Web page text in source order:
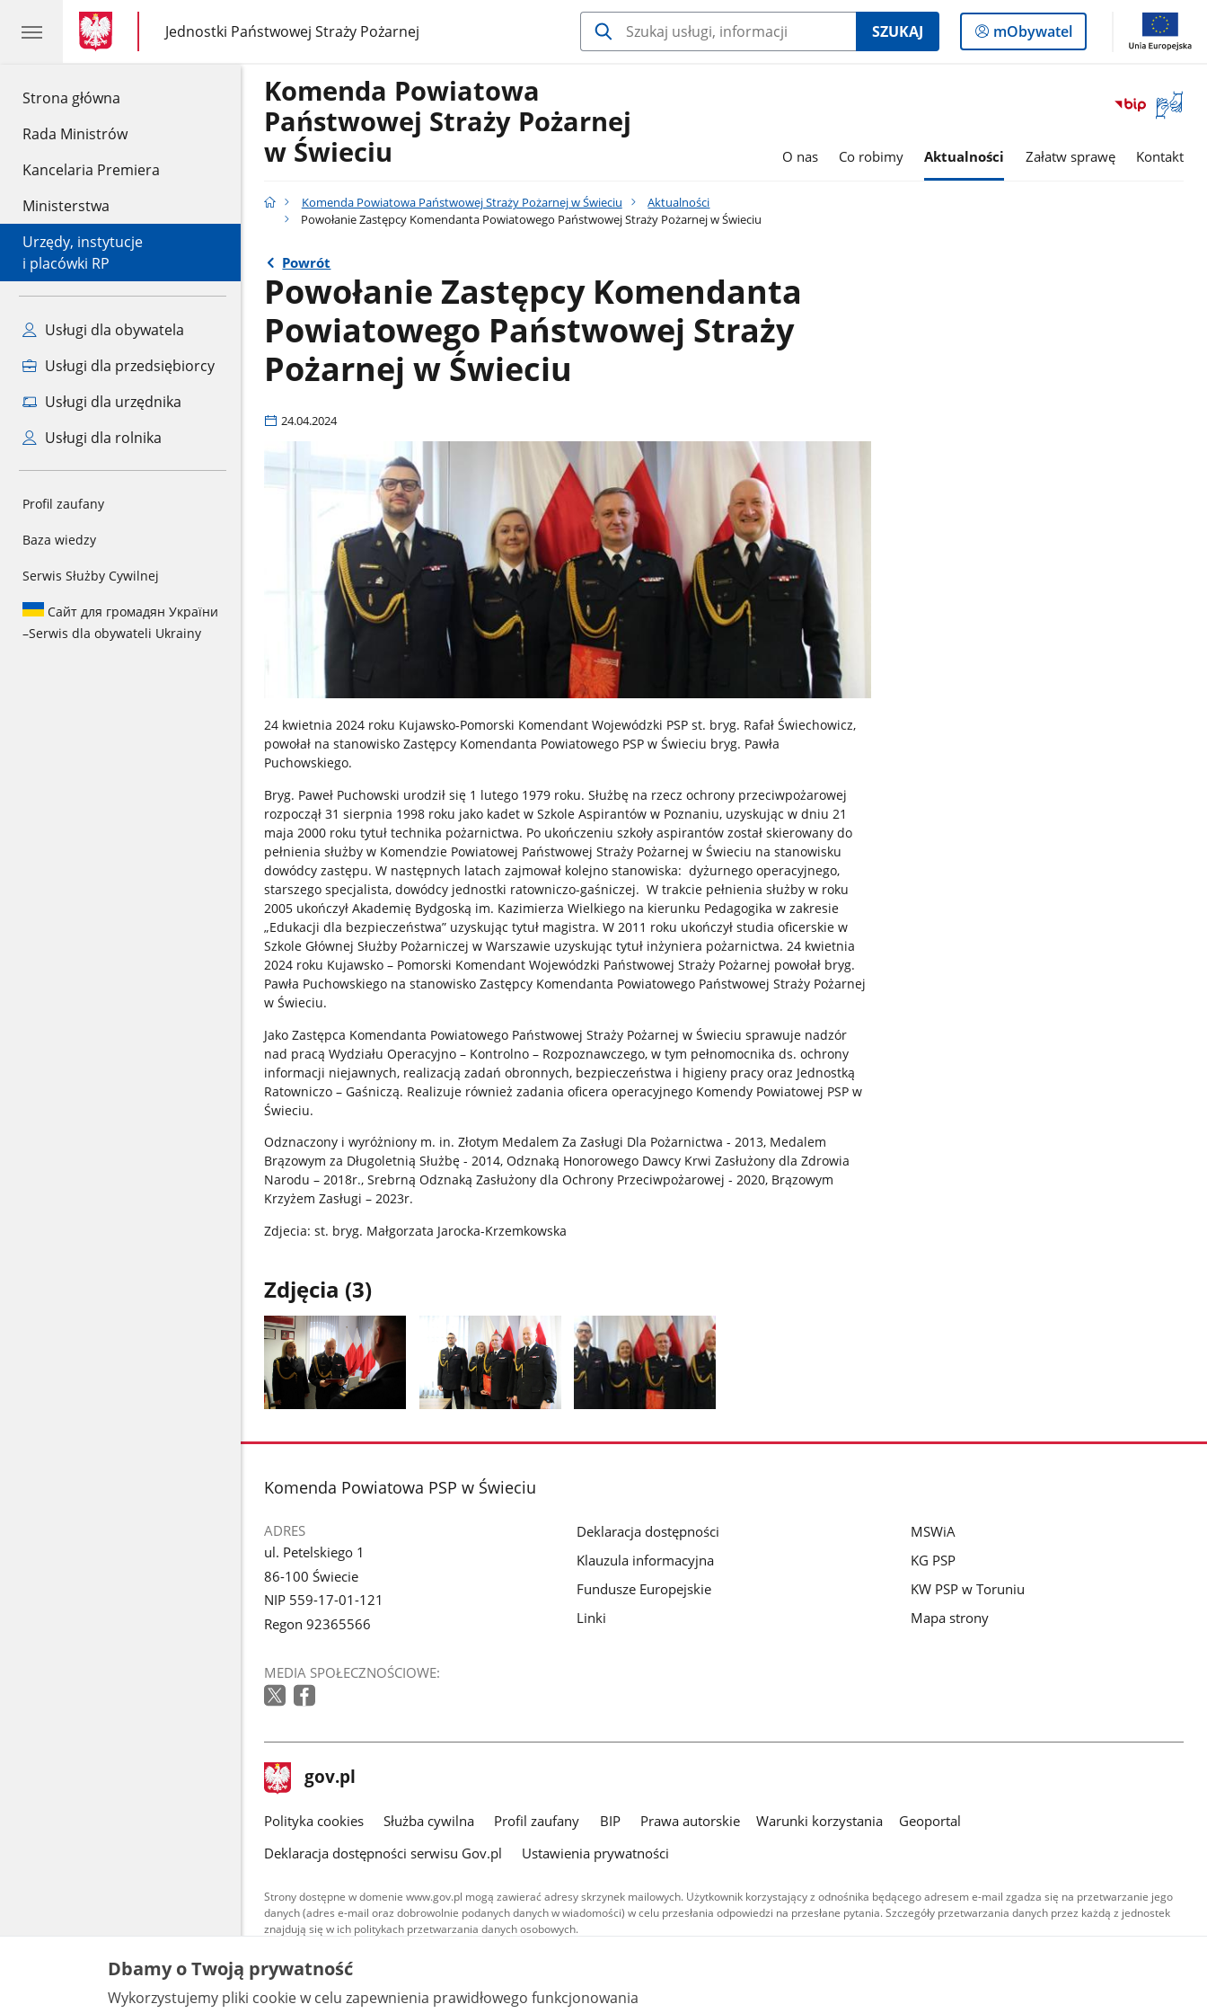
Strona główna
Rada Ministrów
Kancelaria Premiera
Ministerstwa
Urzędy, instytucje
i placówki RP
Usługi dla obywatela
Usługi dla przedsiębiorcy
Usługi dla urzędnika
Usługi dla rolnika
Profil zaufany
Baza wiedzy
Serwis Służby Cywilnej
Сайт для громадян України
–Serwis dla obywateli Ukrainy
gov.pl
gov.pl
Jednostki Państwowej Straży Pożarnej
gov.pl
Jednostki
Państwowej
SZUKAJ
Logowanie
do
mObywatel
Otwórz
okno
Komenda Powiatowa
Państwowej Straży Pożarnej
w Świeciu
O nas Co robimy Aktualności Załatw sprawę Kontakt
Komenda Powiatowa Państwowej Straży Pożarnej w Świeciu
Aktualności
Powołanie Zastępcy Komendanta Powiatowego Państwowej Straży Pożarnej w Świeciu
Powrót
Powołanie Zastępcy Komendanta
Powiatowego Państwowej Straży
Pożarnej w Świeciu
24.04.2024
24 kwietnia 2024 roku Kujawsko-Pomorski Komendant Wojewódzki PSP st. bryg. Rafał Świechowicz,
powołał na stanowisko Zastępcy Komendanta Powiatowego PSP w Świeciu bryg. Pawła
Puchowskiego.
Bryg. Paweł Puchowski urodził się 1 lutego 1979 roku. Służbę na rzecz ochrony przeciwpożarowej
rozpoczął 31 sierpnia 1998 roku jako kadet w Szkole Aspirantów w Poznaniu, uzyskując w dniu 21
maja 2000 roku tytuł technika pożarnictwa. Po ukończeniu szkoły aspirantów został skierowany do
pełnienia służby w Komendzie Powiatowej Państwowej Straży Pożarnej w Świeciu na stanowisku
dowódcy zastępu. W następnych latach zajmował kolejno stanowiska: dyżurnego operacyjnego,
starszego specjalista, dowódcy jednostki ratowniczo-gaśniczej. W trakcie pełnienia służby w roku
2005 ukończył Akademię Bydgoską im. Kazimierza Wielkiego na kierunku Pedagogika w zakresie
„Edukacji dla bezpieczeństwa” uzyskując tytuł magistra. W 2011 roku ukończył studia oficerskie w
Szkole Głównej Służby Pożarniczej w Warszawie uzyskując tytuł inżyniera pożarnictwa. 24 kwietnia
2024 roku Kujawsko – Pomorski Komendant Wojewódzki Państwowej Straży Pożarnej powołał bryg.
Pawła Puchowskiego na stanowisko Zastępcy Komendanta Powiatowego Państwowej Straży Pożarnej
w Świeciu.
Jako Zastępca Komendanta Powiatowego Państwowej Straży Pożarnej w Świeciu sprawuje nadzór
nad pracą Wydziału Operacyjno – Kontrolno – Rozpoznawczego, w tym pełnomocnika ds. ochrony
informacji niejawnych, realizacją zadań obronnych, bezpieczeństwa i higieny pracy oraz Jednostką
Ratowniczo – Gaśniczą. Realizuje również zadania oficera operacyjnego Komendy Powiatowej PSP w
Świeciu.
Odznaczony i wyróżniony m. in. Złotym Medalem Za Zasługi Dla Pożarnictwa - 2013, Medalem
Brązowym za Długoletnią Służbę - 2014, Odznaką Honorowego Dawcy Krwi Zasłużony dla Zdrowia
Narodu – 2018r., Srebrną Odznaką Zasłużony dla Ochrony Przeciwpożarowej - 2020, Brązowym
Krzyżem Zasługi – 2023r.
Zdjecia: st. bryg. Małgorzata Jarocka-Krzemkowska
Zdjęcia (3)
galerii.
galerii.
stopka
Komenda Powiatowa PSP w Świeciu
ADRES
ul. Petelskiego 1
86-100 Świecie
NIP 559-17-01-121
Regon 92365566
MEDIA SPOŁECZNOŚCIOWE:
Deklaracja dostępności
Klauzula informacyjna
Fundusze Europejskie
Linki
MSWiA
KG PSP
KW PSP w Toruniu
Mapa strony
stopka
gov.pl Strona
gov.pl
gov.pl
Polityka cookies Służba cywilna Profil zaufany BIP Prawa autorskie Warunki korzystania
Geoportal
Deklaracja dostępności serwisu Gov.pl
Ustawienia prywatności
Strony dostępne w domenie www.gov.pl mogą zawierać adresy skrzynek mailowych. Użytkownik korzystający z odnośnika będącego adresem e-mail zgadza się na przetwarzanie jego
danych (adres e-mail oraz dobrowolnie podanych danych w wiadomości) w celu przesłania odpowiedzi na przesłane pytania. Szczegóły przetwarzania danych przez każdą z jednostek
znajdują się w ich politykach przetwarzania danych osobowych.
Treści tekstowe publikowane w serwisie (z wyłączeniem treści audiowizualnych), są
udostępniane na licencji typu Creative Commons: uznanie autorstwa - na tych samych
warunkach 4.0 (CC BY-SA 4.0). Materiały audiowizualne, w tym zdjęcia, materiały audio i wideo,
są udostępniane na licencji typu Creative Commons: uznanie autorstwa użycie niekomercyjne -
Dbamy o Twoją prywatność
Wykorzystujemy pliki cookie w celu zapewnienia prawidłowego funkcjonowania